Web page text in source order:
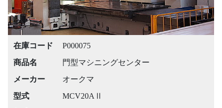
在庫コード
P000075
商品名
門型マシニングセンター
メーカー
オークマ
型式
MCV20AⅡ